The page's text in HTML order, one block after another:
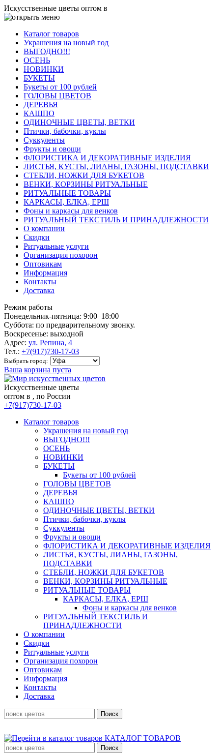
Искусственные цветы оптом в
Каталог товаров
Украшения на новый год
ВЫГОДНО!!!
ОСЕНЬ
НОВИНКИ
БУКЕТЫ
Букеты от 100 рублей
ГОЛОВЫ ЦВЕТОВ
ДЕРЕВЬЯ
КАШПО
ОДИНОЧНЫЕ ЦВЕТЫ, ВЕТКИ
Птички, бабочки, куклы
Суккуленты
Фрукты и овощи
ФЛОРИСТИКА И ДЕКОРАТИВНЫЕ ИЗДЕЛИЯ
ЛИСТЬЯ, КУСТЫ, ЛИАНЫ, ГАЗОНЫ, ПОДСТАВКИ
СТЕБЛИ, НОЖКИ ДЛЯ БУКЕТОВ
ВЕНКИ, КОРЗИНЫ РИТУАЛЬНЫЕ
РИТУАЛЬНЫЕ ТОВАРЫ
КАРКАСЫ, ЕЛКА, ЕРШ
Фоны и каркасы для венков
РИТУАЛЬНЫЙ ТЕКСТИЛЬ И ПРИНАДЛЕЖНОСТИ
О компании
Скидки
Ритуальные услуги
Организация похорон
Оптовикам
Информация
Контакты
Доставка
Режим работы
Понедельник-пятница: 9:00–18:00
Суббота: по предварительному звонку.
Воскресенье: выходной
Адрес: ул. Репина, 4
Тел.: +7(917)730-17-03
Выбрать город:
Ваша корзина пуста
Искусственные цветы
оптом в , по России
+7(917)730-17-03
Каталог товаров
Украшения на новый год
ВЫГОДНО!!!
ОСЕНЬ
НОВИНКИ
БУКЕТЫ
Букеты от 100 рублей
ГОЛОВЫ ЦВЕТОВ
ДЕРЕВЬЯ
КАШПО
ОДИНОЧНЫЕ ЦВЕТЫ, ВЕТКИ
Птички, бабочки, куклы
Суккуленты
Фрукты и овощи
ФЛОРИСТИКА И ДЕКОРАТИВНЫЕ ИЗДЕЛИЯ
ЛИСТЬЯ, КУСТЫ, ЛИАНЫ, ГАЗОНЫ,
ПОДСТАВКИ
СТЕБЛИ, НОЖКИ ДЛЯ БУКЕТОВ
ВЕНКИ, КОРЗИНЫ РИТУАЛЬНЫЕ
РИТУАЛЬНЫЕ ТОВАРЫ
КАРКАСЫ, ЕЛКА, ЕРШ
Фоны и каркасы для венков
РИТУАЛЬНЫЙ ТЕКСТИЛЬ И
ПРИНАДЛЕЖНОСТИ
О компании
Скидки
Ритуальные услуги
Организация похорон
Оптовикам
Информация
Контакты
Доставка
КАТАЛОГ ТОВАРОВ